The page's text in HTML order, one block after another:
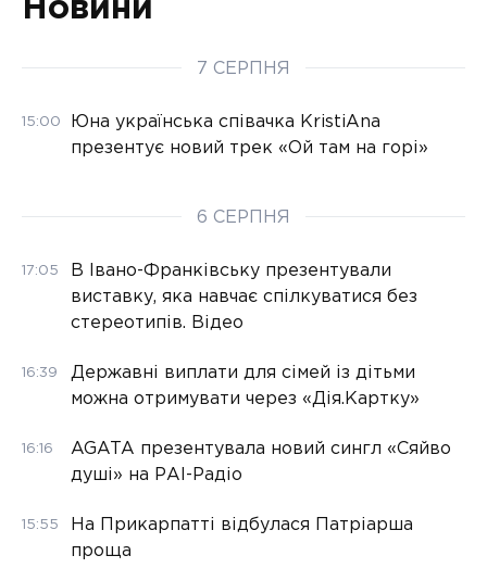
Новини
7 СЕРПНЯ
15:00
Юна українська співачка KristiAna
презентує новий трек «Ой там на горі»
6 СЕРПНЯ
17:05
В Івано-Франківську презентували
виставку, яка навчає спілкуватися без
стереотипів. Відео
16:39
Державні виплати для сімей із дітьми
можна отримувати через «Дія.Картку»
16:16
AGATA презентувала новий сингл «Сяйво
душі» на РАІ-Радіо
15:55
На Прикарпатті відбулася Патріарша
проща